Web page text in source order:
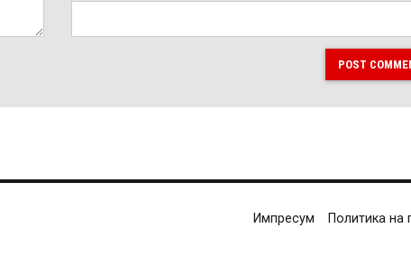
POST
Импресум Политика на